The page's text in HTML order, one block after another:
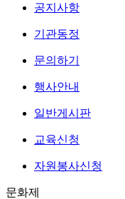
공지사항
기관동정
문의하기
행사안내
일반게시판
교육신청
자원봉사신청
문화제